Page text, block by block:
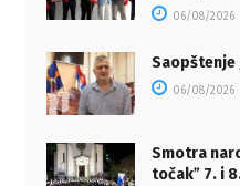
06/08/2026
Saopštenje
06/08/2026
Smotra
točakˮ 7. i